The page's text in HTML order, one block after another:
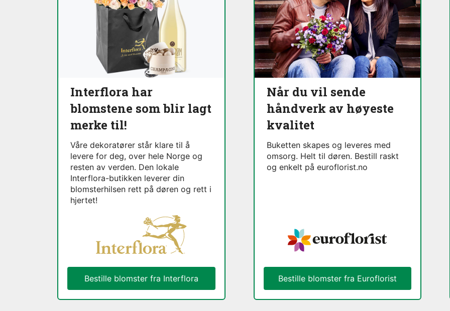
Interflora har
blomstene som blir lagt
merke til!
Våre dekoratører står klare til å
levere for deg, over hele Norge og
resten av verden. Den lokale
Interflora-butikken leverer din
blomsterhilsen rett på døren og rett i
hjertet!
Bestille blomster fra Interflora
Når du vil sende
håndverk av høyeste
kvalitet
Buketten skapes og leveres med
omsorg. Helt til døren. Bestill raskt
og enkelt på euroflorist.no
Bestille blomster fra Euroflorist